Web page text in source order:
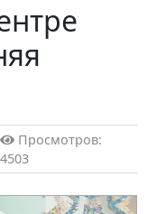
Просмотров:
4503